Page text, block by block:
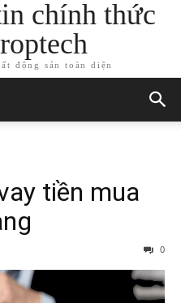
chính thức
động sản toàn diện
tiền mua
0